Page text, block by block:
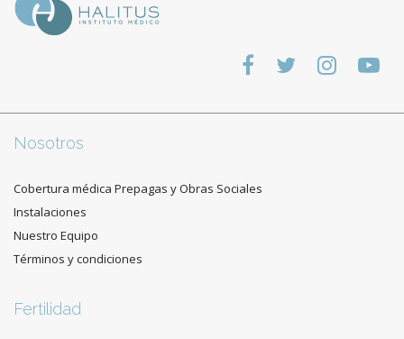
Nosotros
Cobertura médica Prepagas y Obras Sociales
Instalaciones
Nuestro Equipo
Términos y condiciones
Fertilidad